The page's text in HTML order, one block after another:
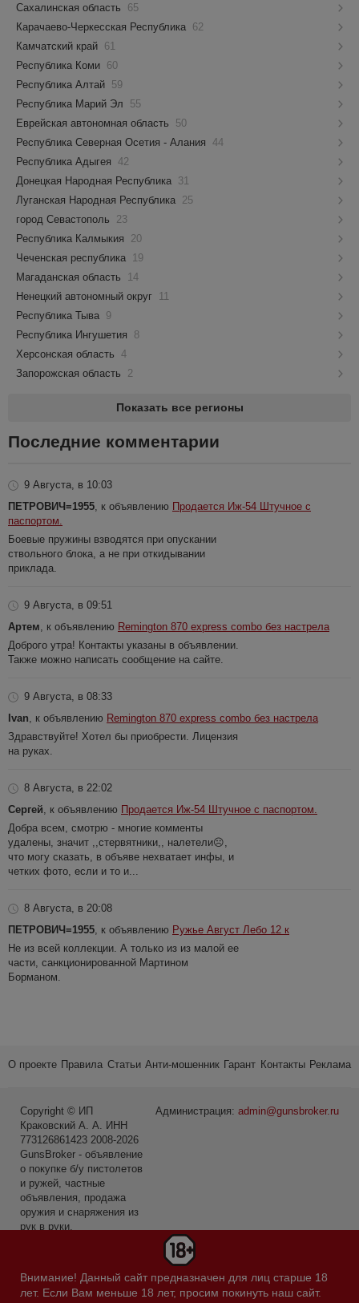
Сахалинская область
65
Карачаево-Черкесская Республика 62
Камчатский край 61
Республика Коми 60
Республика Алтай 59
Республика Марий Эл
55
Еврейская автономная область
50
Республика Северная Осетия - Алания 44
Республика Адыгея 42
Донецкая Народная Республика 31
Луганская Народная Республика 25
город Севастополь
23
Республика Калмыкия
20
Чеченская республика 19
Магаданская область
14
Ненецкий автономный округ 11
Республика Тыва 9
Республика Ингушетия
8
Херсонская область 4
Запорожская область
2
Показать все регионы
Последние комментарии
9 Августа, в 10:03
ПЕТРОВИЧ=1955 , к объявлению Продается Иж-54 Штучное с
паспортом.
Боевые пружины взводятся при опускании
ствольного блока, а не при откидывании
приклада.
9 Августа, в 09:51
Артем , к объявлению Remington 870 express combo без настрела
Доброго утра! Контакты указаны в объявлении.
Также можно написать сообщение на сайте.
9 Августа, в 08:33
Ivan , к объявлению Remington 870 express combo без настрела
Здравствуйте! Хотел бы приобрести. Лицензия
на руках.
8 Августа, в 22:02
Сергей , к объявлению Продается Иж-54 Штучное с паспортом.
Добра всем, смотрю - многие комменты
удалены, значит ,,стервятники,, налетели☹️,
что могу сказать, в объяве нехватает инфы, и
четких фото, если и то и...
8 Августа, в 20:08
ПЕТРОВИЧ=1955 , к объявлению Ружье Август Лебо 12 к
Не из всей коллекции. А только из из малой ее
части, санкционированной Мартином
Борманом.
Внимание! Данный сайт предназначен для лиц старше 18
лет. Если Вам меньше 18 лет, просим покинуть наш сайт.
О проекте Правила Статьи Анти-мошенник Гарант Контакты Реклама
Администрация: admin@gunsbroker.ru
Copyright © ИП
Краковский А. А. ИНН
773126861423 2008-2026
GunsBroker - объявление
о покупке б/у пистолетов
и ружей, частные
объявления, продажа
оружия и снаряжения из
рук в руки.
и рыбалка по данным
Яндекс.Радар за